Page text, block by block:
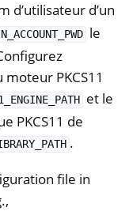
d’utilisateur d’un
le
PKCS11
et le
PKCS11 de
.
file in